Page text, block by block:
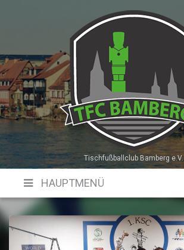
Tischfußballclub Bamberg e.V.
HAUPTMENÜ